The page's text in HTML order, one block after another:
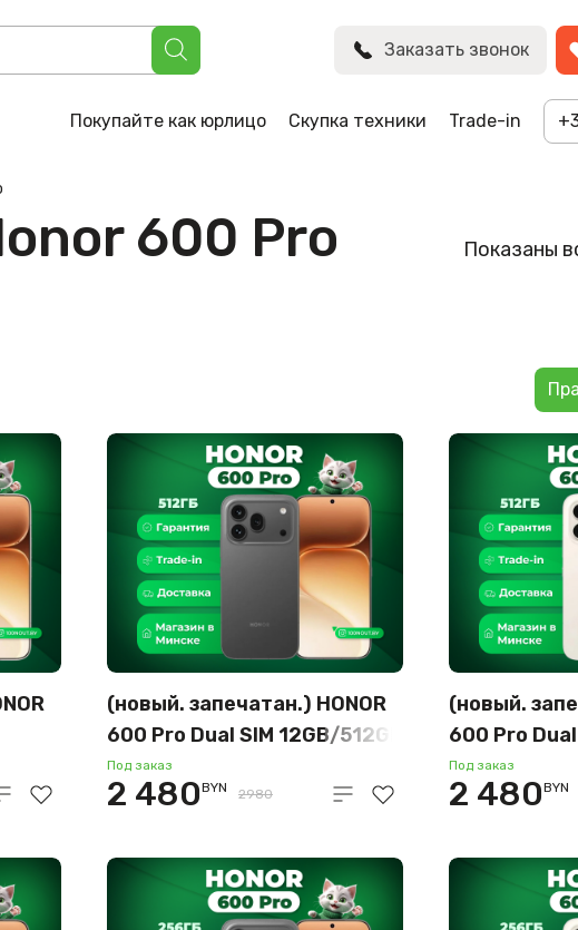
Заказать звонок
Покупайте как юрлицо Скупка техники Trade-in
600 Pro Показаны
(новый. запечатан.) HONOR
600 Pro Dual SIM 12GB/512GB
международная версия
(черный)
Под заказ
2 480BYN 2980
(новый.
600 Pro Dual
(бежевый)
Под заказ
2 480BYN